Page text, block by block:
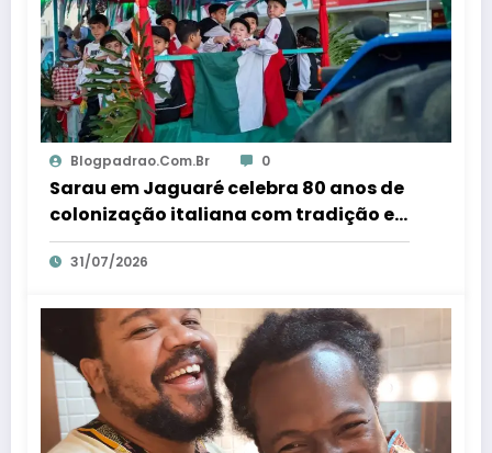
Blogpadrao.com.br 0
Sarau em Jaguaré celebra 80 anos de
colonização italiana com tradição e
trambolhão da polenta – Em Dia ES
31/07/2026